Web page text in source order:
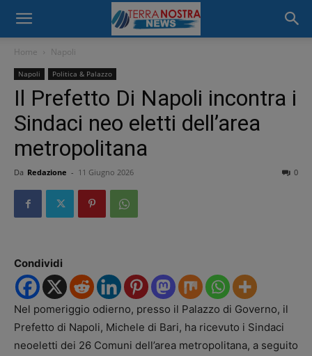
Home Napoli
Napoli Politica & Palazzo
Il Prefetto Di Napoli incontra i
Sindaci neo eletti dell’area
metropolitana
Da Redazione - 11 Giugno 2026 0
Condividi
Nel pomeriggio odierno, presso il Palazzo di Governo, il
Prefetto di Napoli, Michele di Bari, ha ricevuto i Sindaci
neoeletti dei 26 Comuni dell’area metropolitana, a seguito